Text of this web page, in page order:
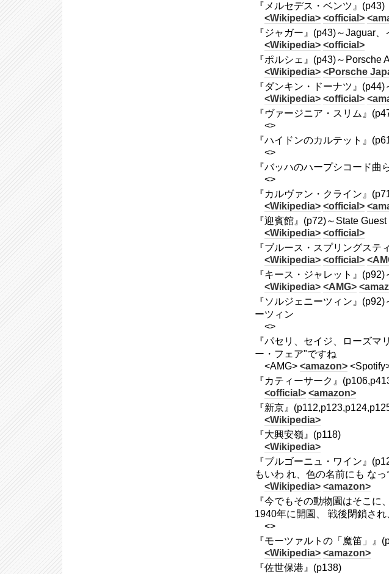
『メルセデス・ベンツ』(p43)
<Wikipedia> <official>
『ジャガー』(p43)～Jaguar
<Wikipedia> <official>
『ポルシェ』(p43)～Porsche
<Wikipedia> <Porsche
『ダンキン・ドーナツ』
<Wikipedia> <official>
『ヴァージニア・スリム』
<>
『ハイドンのカルテット』
<>
『バッハのハープシコード曲
<>
『カルヴァン・クライン』
<Wikipedia> <official>
『迎賓館』(p72)～State
<Wikipedia> <official>
『ブルース・スプリングス
<Wikipedia> <official>
『キース・ジャレット』
<Wikipedia> <AMG>
『ソルジェニーツィン』
ーツィン
<>
『パセリ、セイジ、ローズ
ー・フェア"ですね
<AMG> <amazon>
『カティーサーク』
<official> <amazon>
『新京』
<Wikipedia>
『大興安嶺』(p118)
<Wikipedia>
『ブルゴーニュ・ワイン』
もいわ れ、色の名前にも なっ
<Wikipedia> <amazon>
『今でもその動物園はそこ
1940年に開園、 戦後閉鎖さ
<>
『モーツァルトの「魔笛」』
<Wikipedia> <amazon>
『佐世保港』(p138)